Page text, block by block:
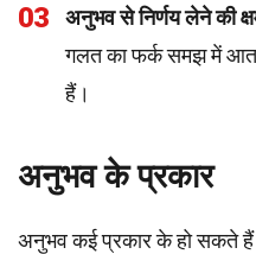
03 अनुभव से निर्णय लेने की
गलत का फर्क समझ में
हैं।
अनुभव के प्रकार
अनुभव कई प्रकार के हो सकते